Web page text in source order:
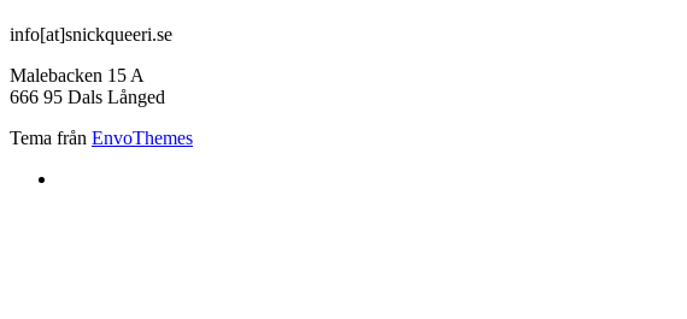
info[at]snickqueeri.se
Malebacken 15 A
666 95 Dals Långed
Tema från EnvoThemes